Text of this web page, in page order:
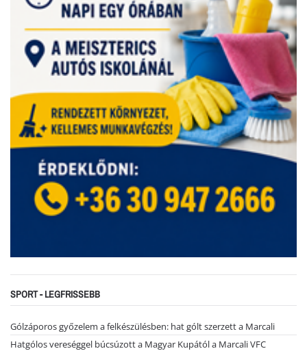
SPORT - LEGFRISSEBB
Gólzáporos győzelem a felkészülésben: hat gólt szerzett a Marcali
Hatgólos vereséggel búcsúzott a Magyar Kupától a Marcali VFC